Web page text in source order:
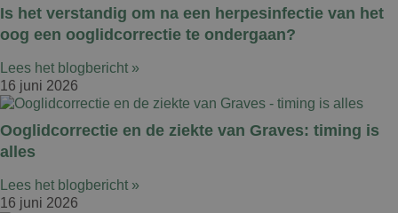
Is het verstandig om na een herpesinfectie van het
oog een ooglidcorrectie te ondergaan?
Lees het blogbericht »
16 juni 2026
Ooglidcorrectie en de ziekte van Graves: timing is
alles
Lees het blogbericht »
16 juni 2026